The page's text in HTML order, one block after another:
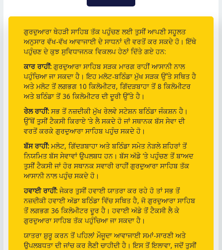
ਗੁਰਦੁਆਰਾ ਥੇਹੜੀ ਸਾਹਿਬ ਤੱਕ ਪਹੁੰਚਣ ਲਈ ਤੁਸੀਂ ਆਪਣੀ ਸਹੂਲਤ
ਅਨੁਸਾਰ ਵੱਖ-ਵੱਖ ਆਵਾਜਾਈ ਦੇ ਸਾਧਨਾਂ ਦੀ ਵਰਤੋਂ ਕਰ ਸਕਦੇ ਹੋ। ਇੱਥੇ
ਪਹੁੰਚਣ ਦੇ ਕੁਝ ਸੁਵਿਧਾਜਨਕ ਵਿਕਲਪ ਹੇਠਾਂ ਦਿੱਤੇ ਗਏ ਹਨ:
ਕਾਰ ਰਾਹੀਂ:ਗੁਰਦੁਆਰਾ ਸਾਹਿਬ ਸੜਕ ਮਾਰਗ ਰਾਹੀਂ ਆਸਾਨੀ ਨਾਲ
ਪਹੁੰਚਿਆ ਜਾ ਸਕਦਾ ਹੈ। ਇਹ ਮਲੋਟ-ਬਠਿੰਡਾ ਮੁੱਖ ਸੜਕ ਉੱਤੇ ਸਥਿਤ ਹੈ
ਅਤੇ ਮਲੋਟ ਤੋਂ ਲਗਭਗ 10 ਕਿਲੋਮੀਟਰ, ਗਿੱਦੜਬਾਹਾ ਤੋਂ 8 ਕਿਲੋਮੀਟਰ
ਅਤੇ ਬਠਿੰਡਾ ਤੋਂ 36 ਕਿਲੋਮੀਟਰ ਦੀ ਦੂਰੀ ਉੱਤੇ ਹੈ।
ਰੇਲ ਰਾਹੀਂ:ਸਭ ਤੋਂ ਨਜ਼ਦੀਕੀ ਮੁੱਖ ਰੇਲਵੇ ਸਟੇਸ਼ਨ ਬਠਿੰਡਾ ਜੰਕਸ਼ਨ ਹੈ।
ਉੱਥੋਂ ਤੁਸੀਂ ਟੈਕਸੀ ਕਿਰਾਏ ’ਤੇ ਲੈ ਸਕਦੇ ਹੋ ਜਾਂ ਸਥਾਨਕ ਬੱਸ ਸੇਵਾ ਦੀ
ਵਰਤੋਂ ਕਰਕੇ ਗੁਰਦੁਆਰਾ ਸਾਹਿਬ ਪਹੁੰਚ ਸਕਦੇ ਹੋ।
ਬੱਸ ਰਾਹੀਂ:ਮਲੋਟ, ਗਿੱਦੜਬਾਹਾ ਅਤੇ ਬਠਿੰਡਾ ਸਮੇਤ ਨੇੜਲੇ ਸ਼ਹਿਰਾਂ ਤੋਂ
ਨਿਯਮਿਤ ਬੱਸ ਸੇਵਾਵਾਂ ਉਪਲਬਧ ਹਨ। ਬੱਸ ਅੱਡੇ ’ਤੇ ਪਹੁੰਚਣ ਤੋਂ ਬਾਅਦ
ਤੁਸੀਂ ਟੈਕਸੀ ਜਾਂ ਹੋਰ ਸਥਾਨਕ ਸਵਾਰੀ ਰਾਹੀਂ ਗੁਰਦੁਆਰਾ ਸਾਹਿਬ ਤੱਕ
ਆਸਾਨੀ ਨਾਲ ਪਹੁੰਚ ਸਕਦੇ ਹੋ।
ਹਵਾਈ ਰਾਹੀਂ:ਜੇਕਰ ਤੁਸੀਂ ਹਵਾਈ ਯਾਤਰਾ ਕਰ ਰਹੇ ਹੋ ਤਾਂ ਸਭ ਤੋਂ
ਨਜ਼ਦੀਕੀ ਹਵਾਈ ਅੱਡਾ ਬਠਿੰਡਾ ਵਿੱਚ ਸਥਿਤ ਹੈ, ਜੋ ਗੁਰਦੁਆਰਾ ਸਾਹਿਬ
ਤੋਂ ਲਗਭਗ 36 ਕਿਲੋਮੀਟਰ ਦੂਰ ਹੈ। ਹਵਾਈ ਅੱਡੇ ਤੋਂ ਟੈਕਸੀ ਲੈ ਕੇ
ਗੁਰਦੁਆਰਾ ਸਾਹਿਬ ਤੱਕ ਪਹੁੰਚਿਆ ਜਾ ਸਕਦਾ ਹੈ।
ਯਾਤਰਾ ਸ਼ੁਰੂ ਕਰਨ ਤੋਂ ਪਹਿਲਾਂ ਮੌਜੂਦਾ ਆਵਾਜਾਈ ਸਮਾਂ-ਸਾਰਣੀ ਅਤੇ
ਉਪਲਬਧਤਾ ਦੀ ਜਾਂਚ ਕਰ ਲੈਣੀ ਚਾਹੀਦੀ ਹੈ। ਇਸ ਤੋਂ ਇਲਾਵਾ, ਜਦੋਂ ਤੁਸੀਂ